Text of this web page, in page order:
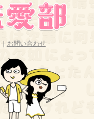
｜ お問い合わせ